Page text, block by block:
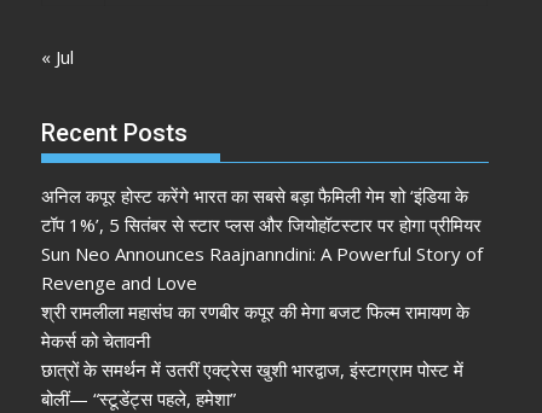
« Jul
Recent Posts
अनिल कपूर होस्ट करेंगे भारत का सबसे बड़ा फैमिली गेम शो ‘इंडिया के
टॉप 1%’, 5 सितंबर से स्टार प्लस और जियोहॉटस्टार पर होगा प्रीमियर
Sun Neo Announces Raajnanndini: A Powerful Story of
Revenge and Love
श्री रामलीला महासंघ का रणबीर कपूर की मेगा बजट फिल्म रामायण के
मेकर्स को चेतावनी
छात्रों के समर्थन में उतरीं एक्ट्रेस खुशी भारद्वाज, इंस्टाग्राम पोस्ट में
बोलीं— “स्टूडेंट्स पहले, हमेशा”